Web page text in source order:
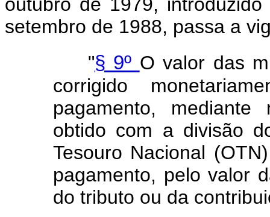
setembro de 1988, passa a
"§ 9º O valor das
corrigido
pagamento, mediante
obtido com a divisão
Tesouro Nacional
pagamento, pelo valor
do tributo ou da